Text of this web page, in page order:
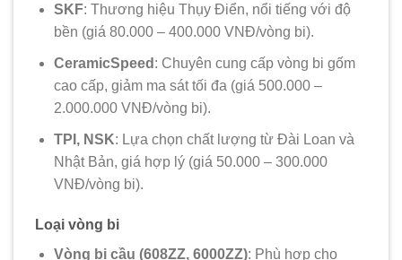
SKF: Thương hiệu Thụy Điển, nổi tiếng với độ
bền (giá 80.000 – 400.000 VNĐ/vòng bi).
CeramicSpeed : Chuyên cung cấp vòng bi gốm
cao cấp, giảm ma sát tối đa (giá 500.000 –
2.000.000 VNĐ/vòng bi).
TPI, NSK: Lựa chọn chất lượng từ Đài Loan và
Nhật Bản, giá hợp lý (giá 50.000 – 300.000
VNĐ/vòng bi).
Loại vòng bi
Vòng bi cầu (608ZZ, 6000ZZ): Phù hợp cho